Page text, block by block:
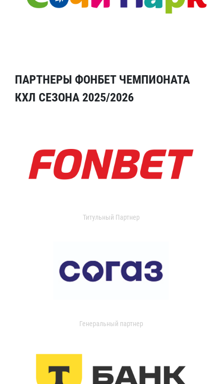
ПАРТНЕРЫ ФОНБЕТ ЧЕМПИОНАТА
КХЛ СЕЗОНА 2025/2026
Титульный Партнер
Генеральный партнер